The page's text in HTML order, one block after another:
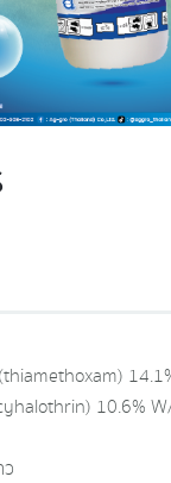
10.6%